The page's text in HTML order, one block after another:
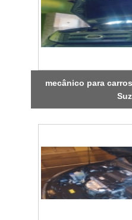
mecânico para